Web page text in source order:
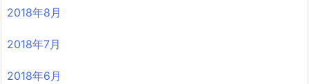
2018年8月
2018年7月
2018年6月